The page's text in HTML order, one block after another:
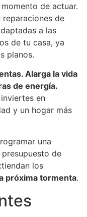
de actuar.
de
a las
de tu casa, ya
planos.
Alarga la vida
de energía.
en
y un hogar más
una
de
los
próxima tormenta.